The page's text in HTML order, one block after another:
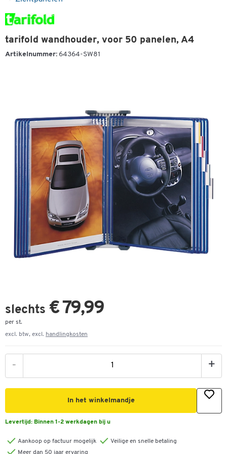
tarifold wandhouder, voor 50 panelen, A4
Artikelnummer: 64364-SW81
slechts € 79,99
per st.
excl. btw, excl. handlingkosten
- +
In het winkelmandje
Levertijd: Binnen 1-2 werkdagen bij u
Aankoop op factuur mogelijk
Veilige en snelle betaling
Meer dan 50 jaar ervaring